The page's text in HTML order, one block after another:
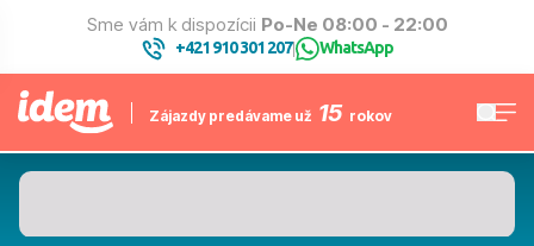
Sme vám k dispozícii Po-Ne 08:00 - 22:00
+421 910 301 207| WhatsApp
Zájazdy predávame už 15 rokov